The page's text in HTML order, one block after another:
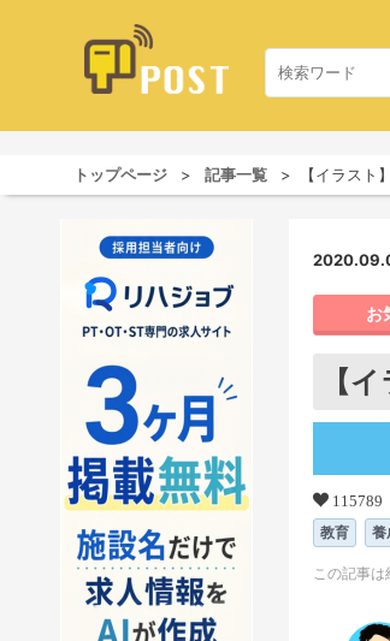
トップページ 記事一覧 【イラスト
お
【
115789
教育 養
この記事は